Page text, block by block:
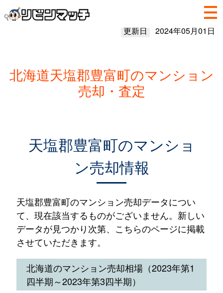
更新日 2024年05月01日
北海道天塩郡豊富町のマンション
売却・査定
天塩郡豊富町のマンショ
ン売却情報
天塩郡豊富町のマンション売却データについ
て、現在該当するものがございません。新しい
データが見つかり次第、こちらのページに掲載
させていただきます。
北海道のマンション売却相場（2023年第1
四半期～2023年第3四半期）